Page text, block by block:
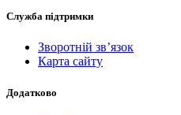
Служба підтримки
Зворотній зв’язок
Карта сайту
Додатково